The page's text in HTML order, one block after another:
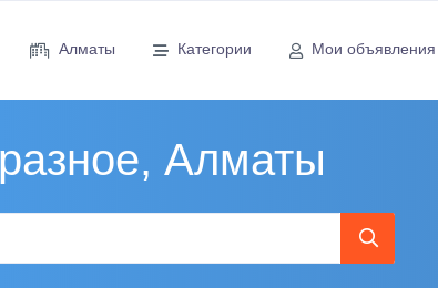
Алматы Категории Мои объявления
Алматы